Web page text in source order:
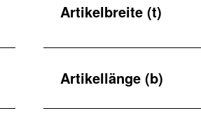
Artikelbreite (t)
Artikellänge (b)